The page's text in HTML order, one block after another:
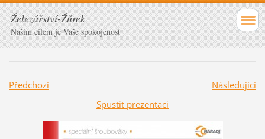
Železářství-Žůrek
Naším cílem je Vaše spokojenost
Předchozí
Následující
Spustit prezentaci